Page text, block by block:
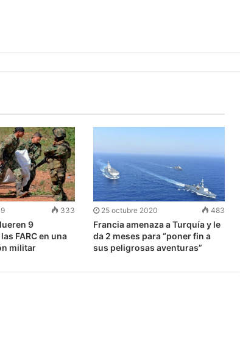
333
9
FARC en una
militar
25 octubre 2020 483
Francia amenaza a Turquía y le
da 2 meses para “poner fin a
sus peligrosas aventuras”